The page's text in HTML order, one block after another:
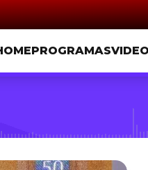
PROGRAMAS